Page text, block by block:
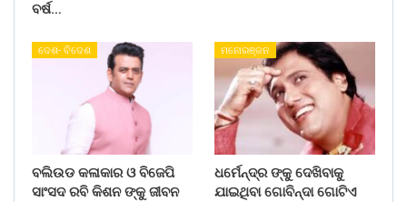
ବର୍ଷ…
ଦେଶ- ବିଦେଶ
ବଲିଉଡ କଳାକାର ଓ ବିଜେପି
ସାଂସଦ ରବି କିଶନ ଙ୍କୁ ଜୀବନ
ମନୋରଞ୍ଜନ
ଧର୍ମେନ୍ଦ୍ର ଙ୍କୁ ଦେଖିବାକୁ
ଯାଇଥିବା ଗୋବିନ୍ଦା ଗୋଟିଏ